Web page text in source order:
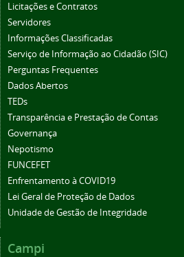
Licitações e Contratos
Servidores
Informações Classificadas
Serviço de Informação ao Cidadão (SIC)
Perguntas Frequentes
Dados Abertos
TEDs
Transparência e Prestação de Contas
Governança
Nepotismo
FUNCEFET
Enfrentamento à COVID19
Lei Geral de Proteção de Dados
Unidade de Gestão de Integridade
Campi